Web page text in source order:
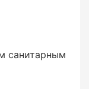
2–5 м. Для
санитарным